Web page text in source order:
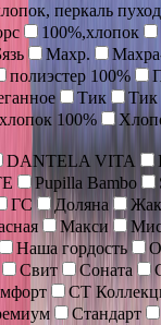
перкаль
100%,хлопок
Махр.
полиэстер 100%
Тик
Тик
хлопок 100%
DANTELA VITA
Pupilla Bambo
ГС Доляна
Макси
Наша гордость
Свит Соната
СТ
Стандарт